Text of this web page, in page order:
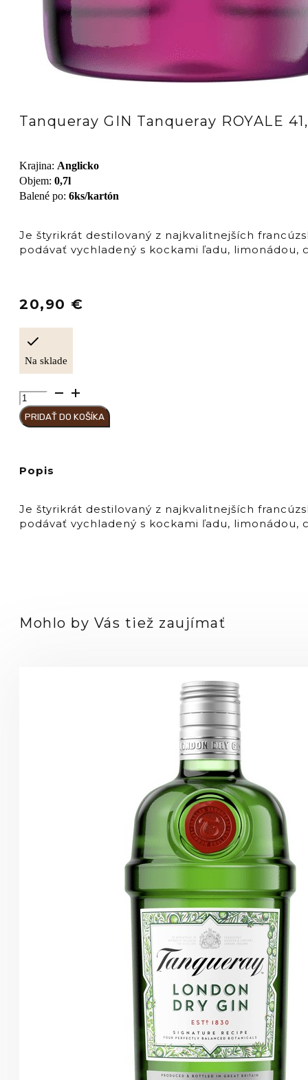
Tanqueray GIN Tanqueray ROYALE
Krajina: Anglicko
Objem: 0,7l
Balené po: 6ks/kartón
Je štyrikrát destilovaný z najkvalitnejších
podávať vychladený s kockami ľadu, limonádou,
20,90 €
Na sklade
množstvo
Tanqueray
GIN
41,3%
PRIDAŤ DO KOŠÍKA
Popis
Je štyrikrát destilovaný z najkvalitnejších
podávať vychladený s kockami ľadu, limonádou,
Mohlo by Vás tiež zaujímať